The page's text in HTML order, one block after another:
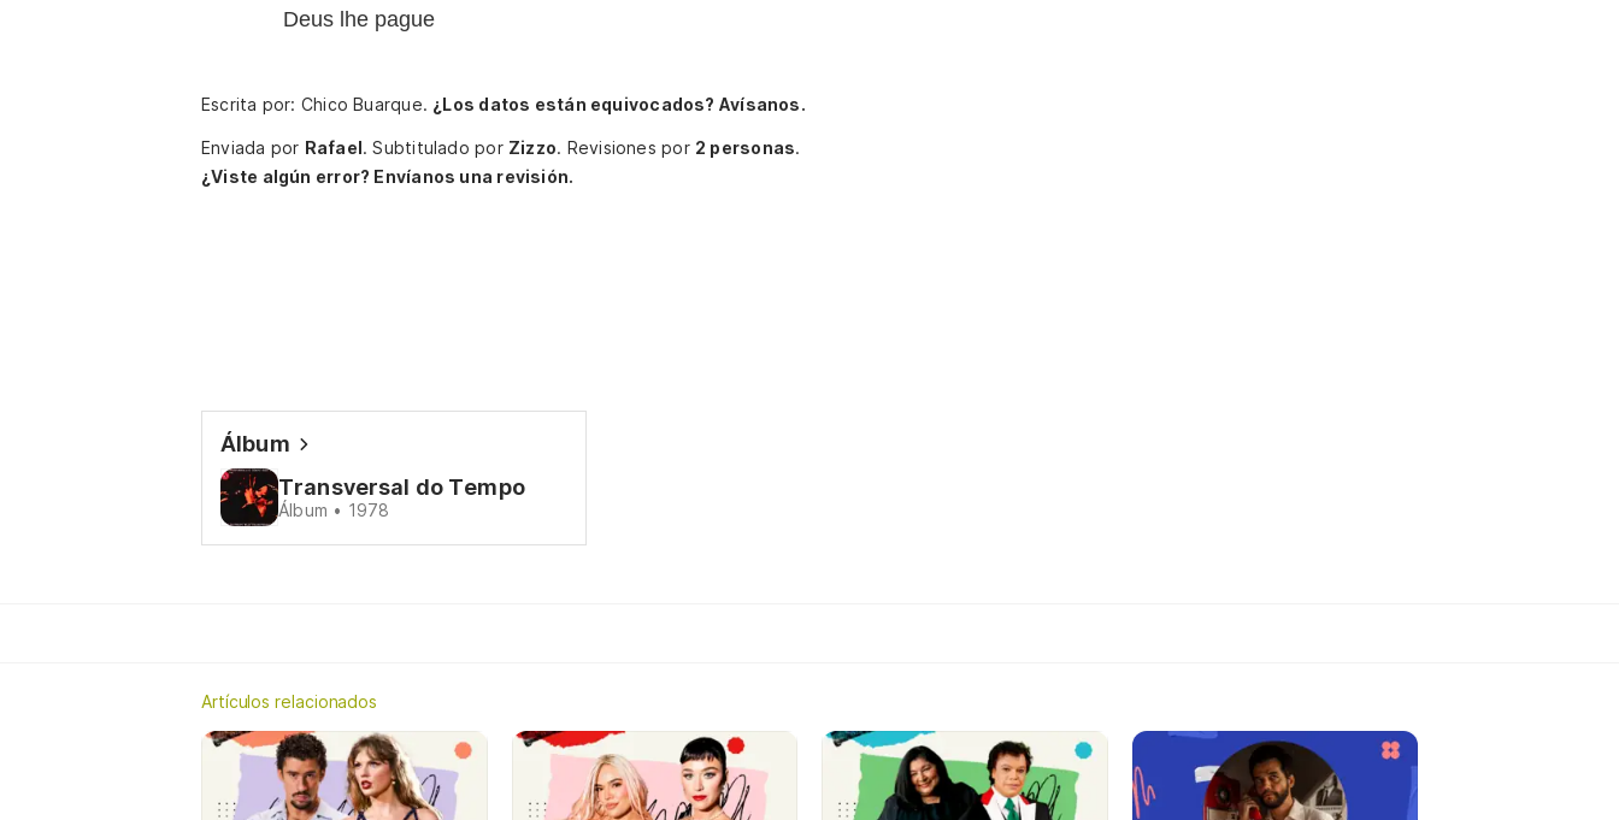
Deus lhe pague
Escrita por: Chico Buarque. ¿Los datos están equivocados? Avísanos.
Enviada por Rafael. Subtitulado por Zizzo. Revisiones por 2 personas.
¿Viste algún error? Envíanos una revisión.
Álbum
Transversal do Tempo
Álbum • 1978
Artículos relacionados